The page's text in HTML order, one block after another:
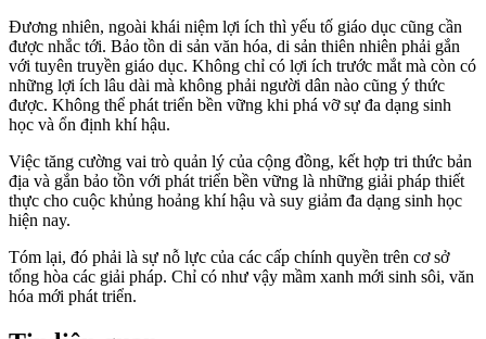
Đương nhiên, ngoài khái niệm lợi ích thì yếu tố giáo dục cũng cần
được nhắc tới. Bảo tồn di sản văn hóa, di sản thiên nhiên phải gắn
với tuyên truyền giáo dục. Không chỉ có lợi ích trước mắt mà còn có
những lợi ích lâu dài mà không phải người dân nào cũng ý thức
được. Không thể phát triển bền vững khi phá vỡ sự đa dạng sinh
học và ổn định khí hậu.
Việc tăng cường vai trò quản lý của cộng đồng, kết hợp tri thức bản
địa và gắn bảo tồn với phát triển bền vững là những giải pháp thiết
thực cho cuộc khủng hoảng khí hậu và suy giảm đa dạng sinh học
hiện nay.
Tóm lại, đó phải là sự nỗ lực của các cấp chính quyền trên cơ sở
tổng hòa các giải pháp. Chỉ có như vậy mầm xanh mới sinh sôi, văn
hóa mới phát triển.